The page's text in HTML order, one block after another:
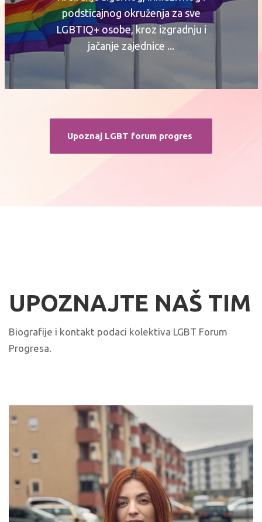
podsticajnog okruženja za sve
LGBTIQ+ osobe, kroz izgradnju i
jačanje zajednice ...
Upoznaj LGBT forum progres
UPOZNAJTE NAŠ TIM
Biografije i kontakt podaci kolektiva LGBT Forum
Progresa.